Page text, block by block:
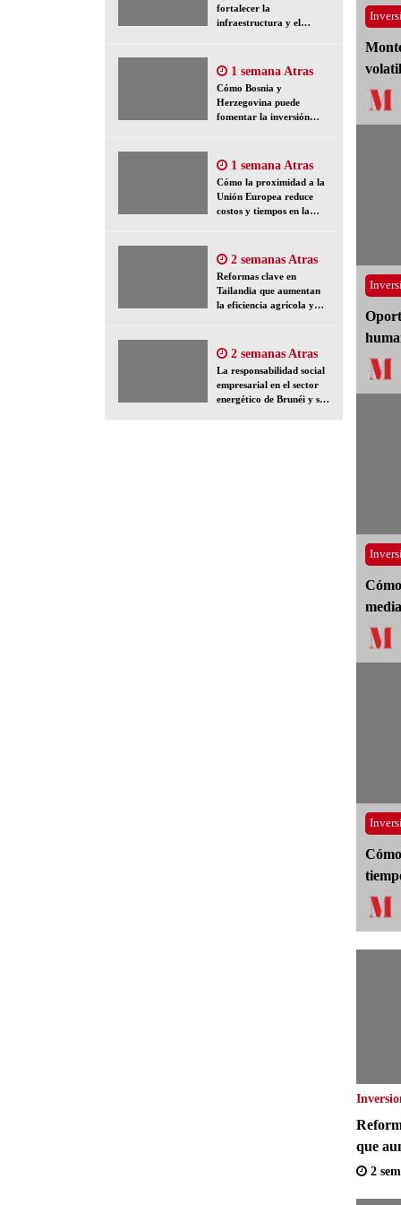
fortalecer la
infraestructura y el
1 semana Atras
Cómo Bosnia y
Herzegovina puede
fomentar la inversión
fragmentación económica
1 semana Atras
Cómo la proximidad a la
Unión Europea reduce
costos y tiempos en la
2 semanas Atras
Reformas clave en
Tailandia que aumentan
la eficiencia agrícola y
2 semanas Atras
La responsabilidad social
empresarial en el sector
energético de Brunéi y su
que
2